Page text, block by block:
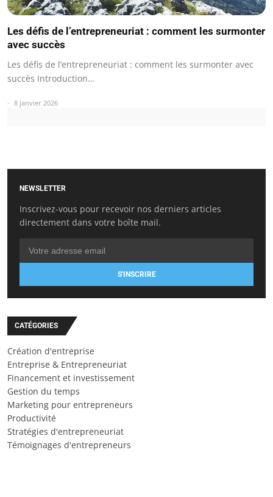
Les défis de l’entrepreneuriat : comment les surmonter
avec succès
Les défis de l’entrepreneuriat : comment les surmonter avec
succès Introduction…
8 janvier 2026
NEWSLETTER
Inscrivez-vous pour recevoir nos derniers articles
directement dans votre boîte mail.
S'INSCRIRE
CATÉGORIES
Création d'entreprise
Entreprise & Entrepreneuriat
Financement et investissement
Gestion du temps
Marketing pour entrepreneurs
Productivité
Stratégies d'entrepreneuriat
Témoignages d'entrepreneurs